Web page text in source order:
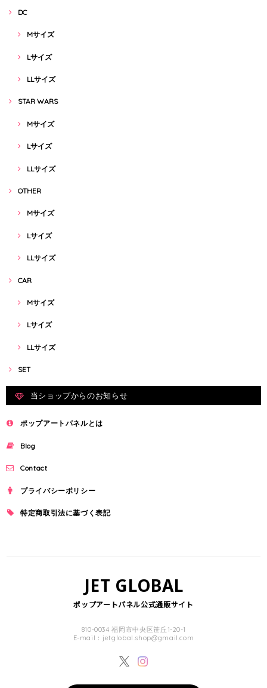
DC
Mサイズ
Lサイズ
LLサイズ
STAR WARS
Mサイズ
Lサイズ
LLサイズ
OTHER
Mサイズ
Lサイズ
LLサイズ
CAR
Mサイズ
Lサイズ
LLサイズ
SET
当ショップからのお知らせ
ポップアートパネルとは
Blog
Contact
プライバシーポリシー
特定商取引法に基づく表記
JET GLOBAL
ポップアートパネル公式通販サイト
810-0034 福岡市中央区笹丘1-20-1
E-mail： jetglobal.shop@gmail.com